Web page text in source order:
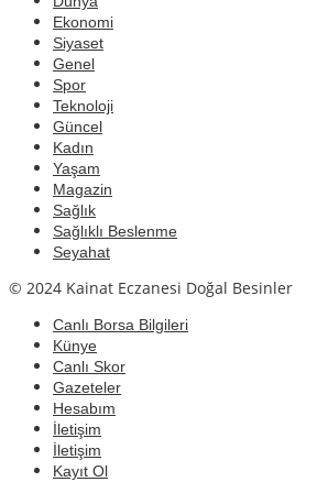
Ekonomi
Siyaset
Genel
Spor
Teknoloji
Güncel
Kadın
Yaşam
Magazin
Sağlık
Sağlıklı Beslenme
Seyahat
© 2024 Kainat Eczanesi Doğal Besinler
Canlı Borsa Bilgileri
Künye
Canlı Skor
Gazeteler
Hesabım
İletişim
İletişim
Kayıt Ol